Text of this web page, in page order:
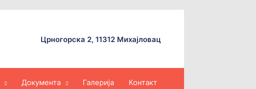
Црногорска 2, 11312 Михајловац
Документа Галерија Контакт